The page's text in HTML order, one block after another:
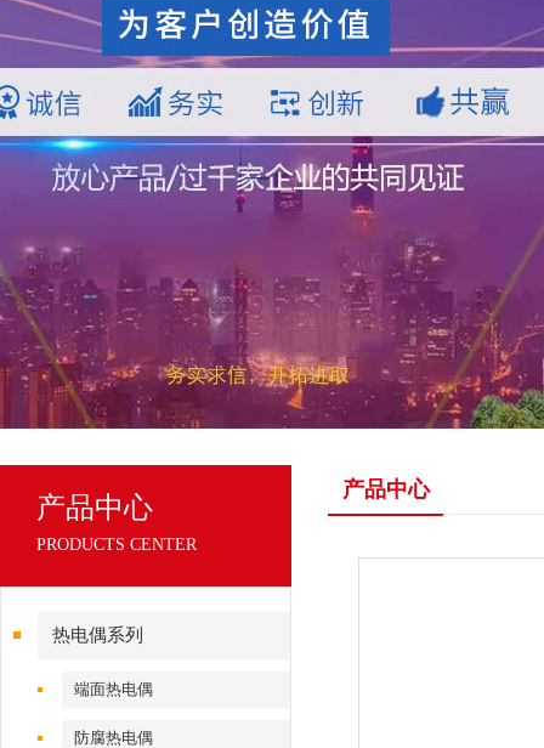
产品中心
PRODUCTS CENTER
热电偶系列
端面热电偶
防腐热电偶
产品中心